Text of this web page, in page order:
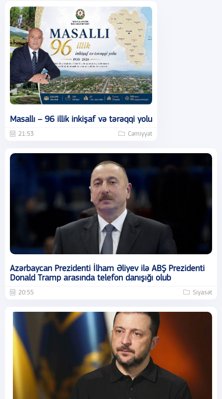
Masallı – 96 illik inkişaf və tərəqqi yolu
21:53 Cəmiyyət
Azərbaycan Prezidenti İlham Əliyev ilə ABŞ Prezidenti
Donald Tramp arasında telefon danışığı olub
20:55 Siyasət